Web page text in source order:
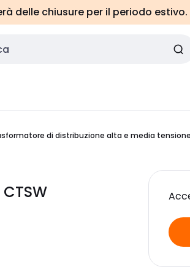
delle chiusure per il periodo estivo.
di distribuzione alta e media tensione
CTSW